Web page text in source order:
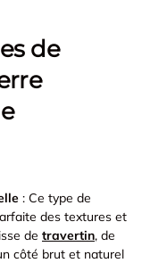
de
: Ce type de
des textures et
de travertin, de
côté brut et naturel